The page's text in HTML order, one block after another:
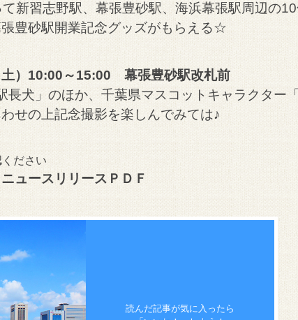
新習志野駅、幕張豊砂駅、海浜幕張駅周辺の
豊砂駅開業記念グッズがもらえる☆
）10:00～15:00 幕張豊砂駅改札前
犬」のほか、千葉県マスコットキャラクター
せの上記念撮影を楽しんでみては♪
ださい
ュースリリースＰＤＦ
読んだ記事が気に入ったら